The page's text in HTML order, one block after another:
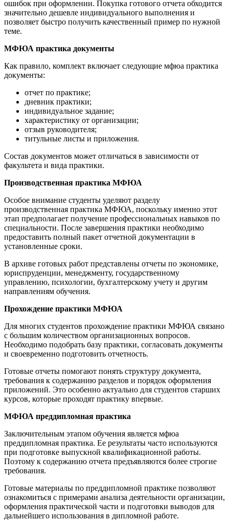
ошибок при оформлении. Покупка готового отчета обходится
значительно дешевле индивидуального выполнения и
позволяет быстро получить качественный пример по нужной
теме.
МФЮА практика документы
Как правило, комплект включает следующие мфюа практика
документы:
отчет по практике;
дневник практики;
индивидуальное задание;
характеристику от организации;
отзыв руководителя;
титульные листы и приложения.
Состав документов может отличаться в зависимости от
факультета и вида практики.
Производственная практика МФЮА
Особое внимание студенты уделяют разделу
производственная практика МФЮА, поскольку именно этот
этап предполагает получение профессиональных навыков по
специальности. После завершения практики необходимо
предоставить полный пакет отчетной документации в
установленные сроки.
В архиве готовых работ представлены отчеты по экономике,
юриспруденции, менеджменту, государственному
управлению, психологии, бухгалтерскому учету и другим
направлениям обучения.
Прохождение практики МФЮА
Для многих студентов прохождение практики МФЮА связано
с большим количеством организационных вопросов.
Необходимо подобрать базу практики, согласовать документы
и своевременно подготовить отчетность.
Готовые отчеты помогают понять структуру документа,
требования к содержанию разделов и порядок оформления
приложений. Это особенно актуально для студентов старших
курсов, которые проходят практику впервые.
МФЮА преддипломная практика
Заключительным этапом обучения является мфюа
преддипломная практика. Ее результаты часто используются
при подготовке выпускной квалификационной работы.
Поэтому к содержанию отчета предъявляются более строгие
требования.
Готовые материалы по преддипломной практике позволяют
ознакомиться с примерами анализа деятельности организации,
оформления практической части и подготовки выводов для
дальнейшего использования в дипломной работе.